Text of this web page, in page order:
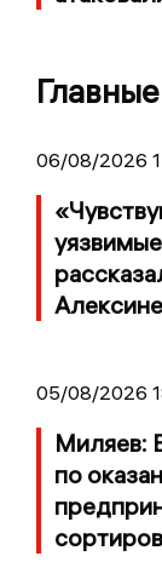
06/08/2026
Алексине
05/08/2026
Миляев:
по